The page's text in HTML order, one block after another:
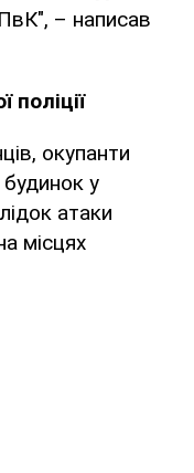
– написав
поліції
окупанти
у
атаки
місцях